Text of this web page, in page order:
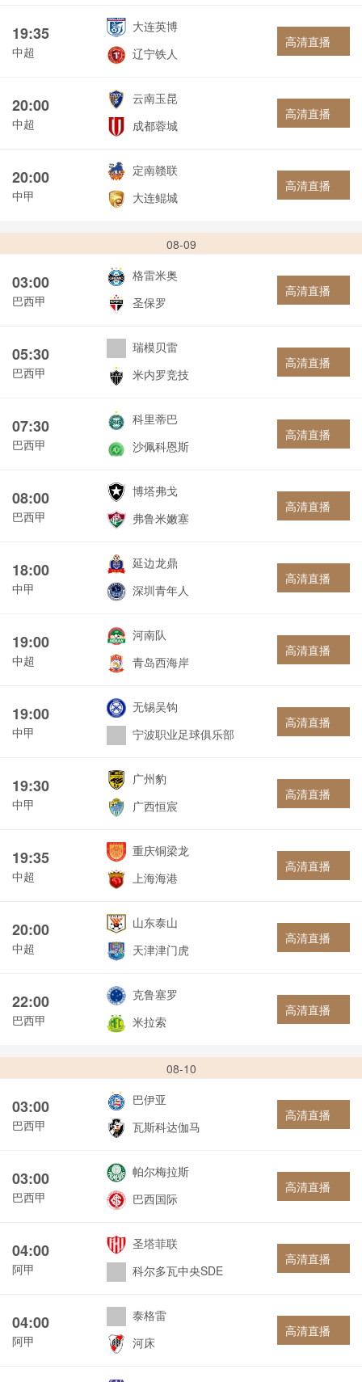
19:35
中超
大连英博
辽宁铁人
高清直播
20:00
中超
云南玉昆
成都蓉城
高清直播
20:00
中甲
定南赣联
大连鲲城
高清直播
08-09
03:00
巴西甲
格雷米奥
圣保罗
高清直播
05:30
巴西甲
瑞模贝雷
米内罗竞技
高清直播
07:30
巴西甲
科里蒂巴
沙佩科恩斯
高清直播
08:00
巴西甲
博塔弗戈
弗鲁米嫩塞
高清直播
18:00
中甲
延边龙鼎
深圳青年人
高清直播
19:00
中超
河南队
青岛西海岸
高清直播
19:00
中甲
无锡吴钩
宁波职业足球俱乐部
高清直播
19:30
中甲
广州豹
广西恒宸
高清直播
19:35
中超
重庆铜梁龙
上海海港
高清直播
20:00
中超
山东泰山
天津津门虎
高清直播
22:00
巴西甲
克鲁塞罗
米拉索
高清直播
08-10
03:00
巴西甲
巴伊亚
瓦斯科达伽马
高清直播
03:00
巴西甲
帕尔梅拉斯
巴西国际
高清直播
04:00
阿甲
圣塔菲联
科尔多瓦中央SDE
高清直播
04:00
阿甲
泰格雷
河床
高清直播